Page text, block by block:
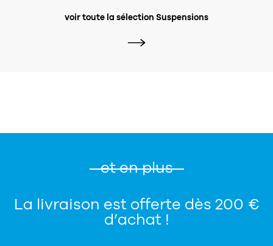
voir toute la sélection Suspensions
et en plus
La livraison est offerte dès 200 €
d’achat !